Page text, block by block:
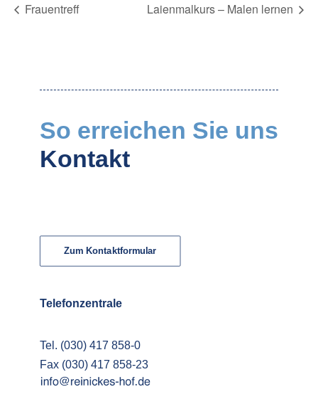
Frauentreff Laienmalkurs – Malen lernen
So erreichen Sie uns
Kontakt
Zum Kontaktformular
Telefonzentrale
Tel. (030) 417 858-0
Fax (030) 417 858-23